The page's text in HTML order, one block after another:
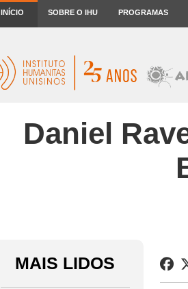
INÍCIO SOBRE O IHU PROGRAMAS
Daniel
MAIS LIDOS